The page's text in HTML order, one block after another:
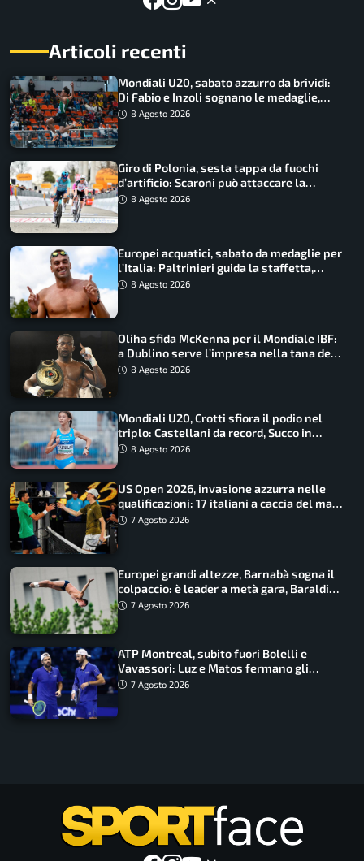
Articoli recenti
Mondiali U20, sabato azzurro da brividi:
Di Fabio e Inzoli sognano le medaglie,
Castellani e Succo in finale
8 Agosto 2026
Giro di Polonia, sesta tappa da fuochi
d’artificio: Scaroni può attaccare la
maglia di Lemmen
8 Agosto 2026
Europei acquatici, sabato da medaglie per
l’Italia: Paltrinieri guida la staffetta,
Barnabà sogna l’oro dalle grandi altezze
8 Agosto 2026
Oliha sfida McKenna per il Mondiale IBF:
a Dublino serve l’impresa nella tana del
lupo8 Agosto 2026
Mondiali U20, Crotti sfiora il podio nel
triplo: Castellani da record, Succo in
finale
8 Agosto 2026
US Open 2026, invasione azzurra nelle
qualificazioni: 17 italiani a caccia del main
draw7 Agosto 2026
Europei grandi altezze, Barnabà sogna il
colpaccio: è leader a metà gara, Baraldi
ancora in corsa
7 Agosto 2026
ATP Montreal, subito fuori Bolelli e
Vavassori: Luz e Matos fermano gli
azzurri
7 Agosto 2026